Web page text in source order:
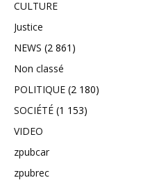
CULTURE
Justice
NEWS (2 861)
Non classé
POLITIQUE (2 180)
SOCIÉTÉ (1 153)
VIDEO
zpubcar
zpubrec